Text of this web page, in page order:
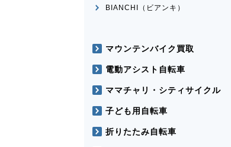
BIANCHI（ビアンキ）
マウンテンバイク買取
電動アシスト自転車
ママチャリ・シティサイクル
子ども用自転車
折りたたみ自転車